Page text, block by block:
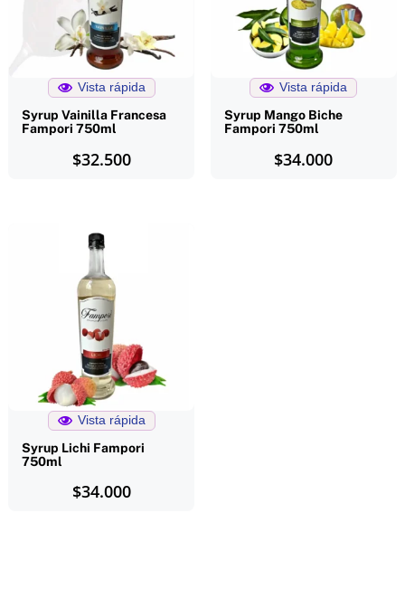
Vista rápida
Syrup Vainilla Francesa
Fampori 750ml
$32.500
Vista rápida
Syrup Mango Biche
Fampori 750ml
$34.000
Vista rápida
Syrup Lichi Fampori
750ml
$34.000